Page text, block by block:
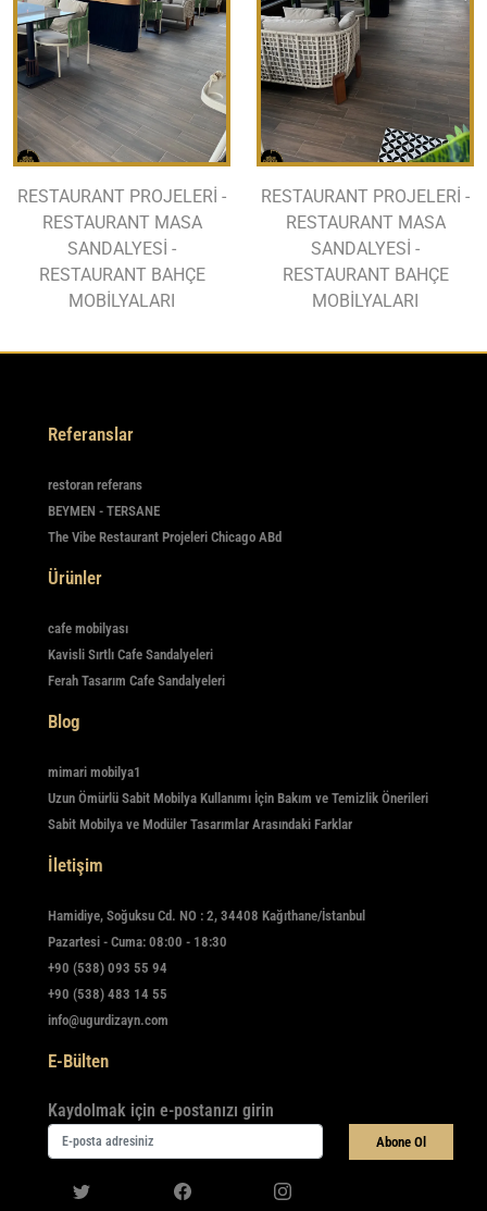
RESTAURANT PROJELERİ -
RESTAURANT MASA
SANDALYESİ -
RESTAURANT BAHÇE
MOBİLYALARI
RESTAURANT PROJELERİ -
RESTAURANT MASA
SANDALYESİ -
RESTAURANT BAHÇE
MOBİLYALARI
Referanslar
restoran referans
BEYMEN - TERSANE
The Vibe Restaurant Projeleri Chicago ABd
Ürünler
cafe mobilyası
Kavisli Sırtlı Cafe Sandalyeleri
Ferah Tasarım Cafe Sandalyeleri
Blog
mimari mobilya1
Uzun Ömürlü Sabit Mobilya Kullanımı İçin Bakım ve Temizlik Önerileri
Sabit Mobilya ve Modüler Tasarımlar Arasındaki Farklar
İletişim
Hamidiye, Soğuksu Cd. NO : 2, 34408 Kağıthane/İstanbul
Pazartesi - Cuma: 08:00 - 18:30
+90 (538) 093 55 94
+90 (538) 483 14 55
info@ugurdizayn.com
E-Bülten
Kaydolmak için e-postanızı girin
Abone Ol